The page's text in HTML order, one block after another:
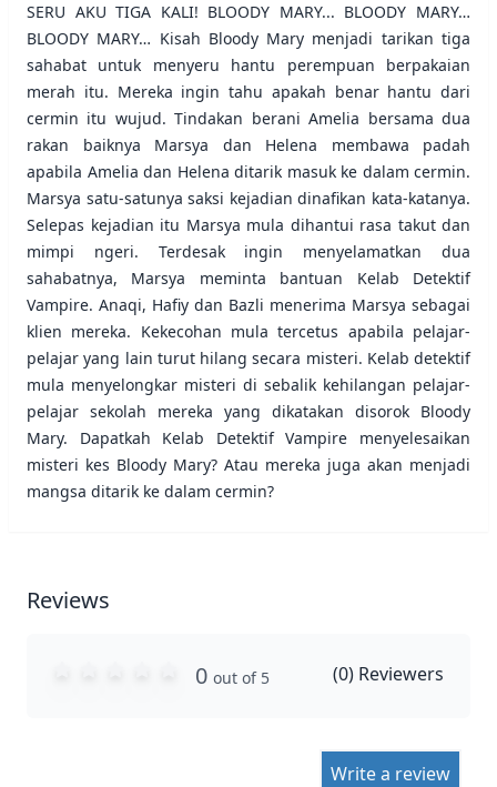
SERU AKU TIGA KALI! BLOODY MARY... BLOODY MARY…
BLOODY MARY… Kisah Bloody Mary menjadi tarikan tiga
sahabat untuk menyeru hantu perempuan berpakaian
merah itu. Mereka ingin tahu apakah benar hantu dari
cermin itu wujud. Tindakan berani Amelia bersama dua
rakan baiknya Marsya dan Helena membawa padah
apabila Amelia dan Helena ditarik masuk ke dalam cermin.
Marsya satu-satunya saksi kejadian dinafikan kata-katanya.
Selepas kejadian itu Marsya mula dihantui rasa takut dan
mimpi ngeri. Terdesak ingin menyelamatkan dua
sahabatnya, Marsya meminta bantuan Kelab Detektif
Vampire. Anaqi, Hafiy dan Bazli menerima Marsya sebagai
klien mereka. Kekecohan mula tercetus apabila pelajar-
pelajar yang lain turut hilang secara misteri. Kelab detektif
mula menyelongkar misteri di sebalik kehilangan pelajar-
pelajar sekolah mereka yang dikatakan disorok Bloody
Mary. Dapatkah Kelab Detektif Vampire menyelesaikan
misteri kes Bloody Mary? Atau mereka juga akan menjadi
mangsa ditarik ke dalam cermin?
Reviews
0 out of 5 (0) Reviewers
Write a review